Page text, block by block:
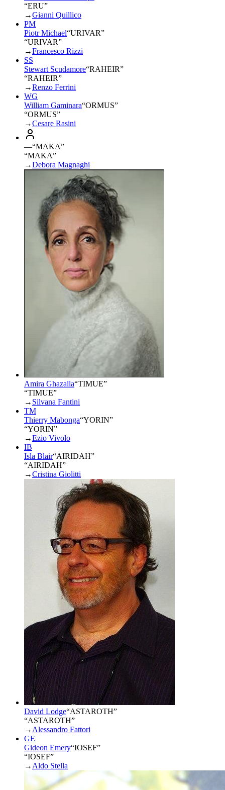
“ERU”
→Gianni Quillico
PM
Piotr Michael“URIVAR”
“URIVAR”
→Francesco Rizzi
SS
Stewart Scudamore“RAHEIR”
“RAHEIR”
→Renzo Ferrini
WG
William Gaminara“ORMUS”
“ORMUS”
→Cesare Rasini
—“MAKA”
“MAKA”
→Debora Magnaghi
Amira Ghazalla“TIMUE”
“TIMUE”
→ Silvana Fantini
TM
Thierry Mabonga“YORIN”
“YORIN”
→Ezio Vivolo
IB
Isla Blair“AIRIDAH”
“AIRIDAH”
→Cristina Giolitti
David Lodge“ASTAROTH”
“ASTAROTH”
→ Alessandro Fattori
GE
Gideon Emery“IOSEF”
“IOSEF”
→ Aldo Stella